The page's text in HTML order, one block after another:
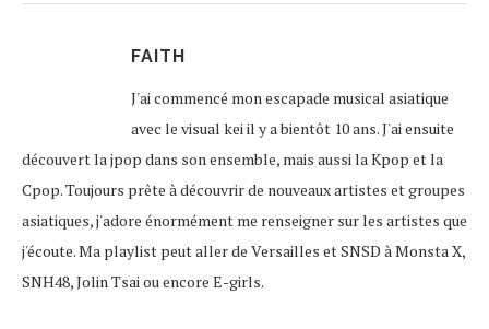
FAITH
J'ai commencé mon escapade musical asiatique
avec le visual kei il y a bientôt 10 ans. J'ai ensuite
découvert la jpop dans son ensemble, mais aussi la Kpop et la
Cpop. Toujours prête à découvrir de nouveaux artistes et groupes
asiatiques, j'adore énormément me renseigner sur les artistes que
j'écoute. Ma playlist peut aller de Versailles et SNSD à Monsta X,
SNH48, Jolin Tsai ou encore E-girls.